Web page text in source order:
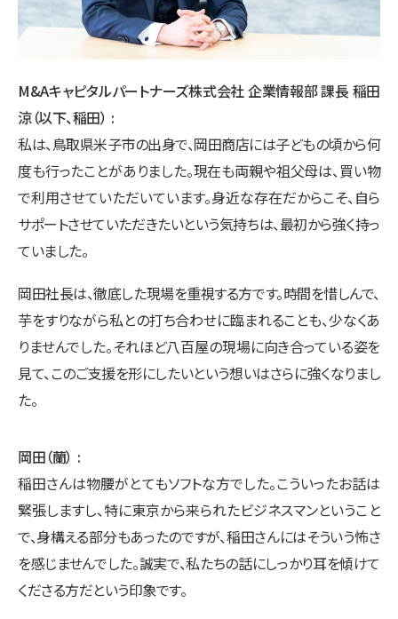
M&Aキャピタルパートナーズ株式会社 企業情報部 課長 稲田
涼（以下、稲田）
私は、鳥取県米子市の出身で、岡田商店には子どもの頃から何
度も行ったことがありました。現在も両親や祖父母は、買い物
で利用させていただいています。身近な存在だからこそ、自ら
サポートさせていただきたいという気持ちは、最初から強く持っ
ていました。
岡田社長は、徹底した現場を重視する方です。時間を惜しんで、
芋をすりながら私との打ち合わせに臨まれることも、少なくあ
りませんでした。それほど八百屋の現場に向き合っている姿を
見て、このご支援を形にしたいという想いはさらに強くなりまし
た。
岡田（蘭）
稲田さんは物腰がとてもソフトな方でした。こういったお話は
緊張しますし、特に東京から来られたビジネスマンということ
で、身構える部分もあったのですが、稲田さんにはそういう怖さ
を感じませんでした。誠実で、私たちの話にしっかり耳を傾けて
くださる方だという印象です。